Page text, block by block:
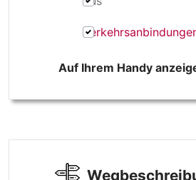
Auf Ihrem Handy